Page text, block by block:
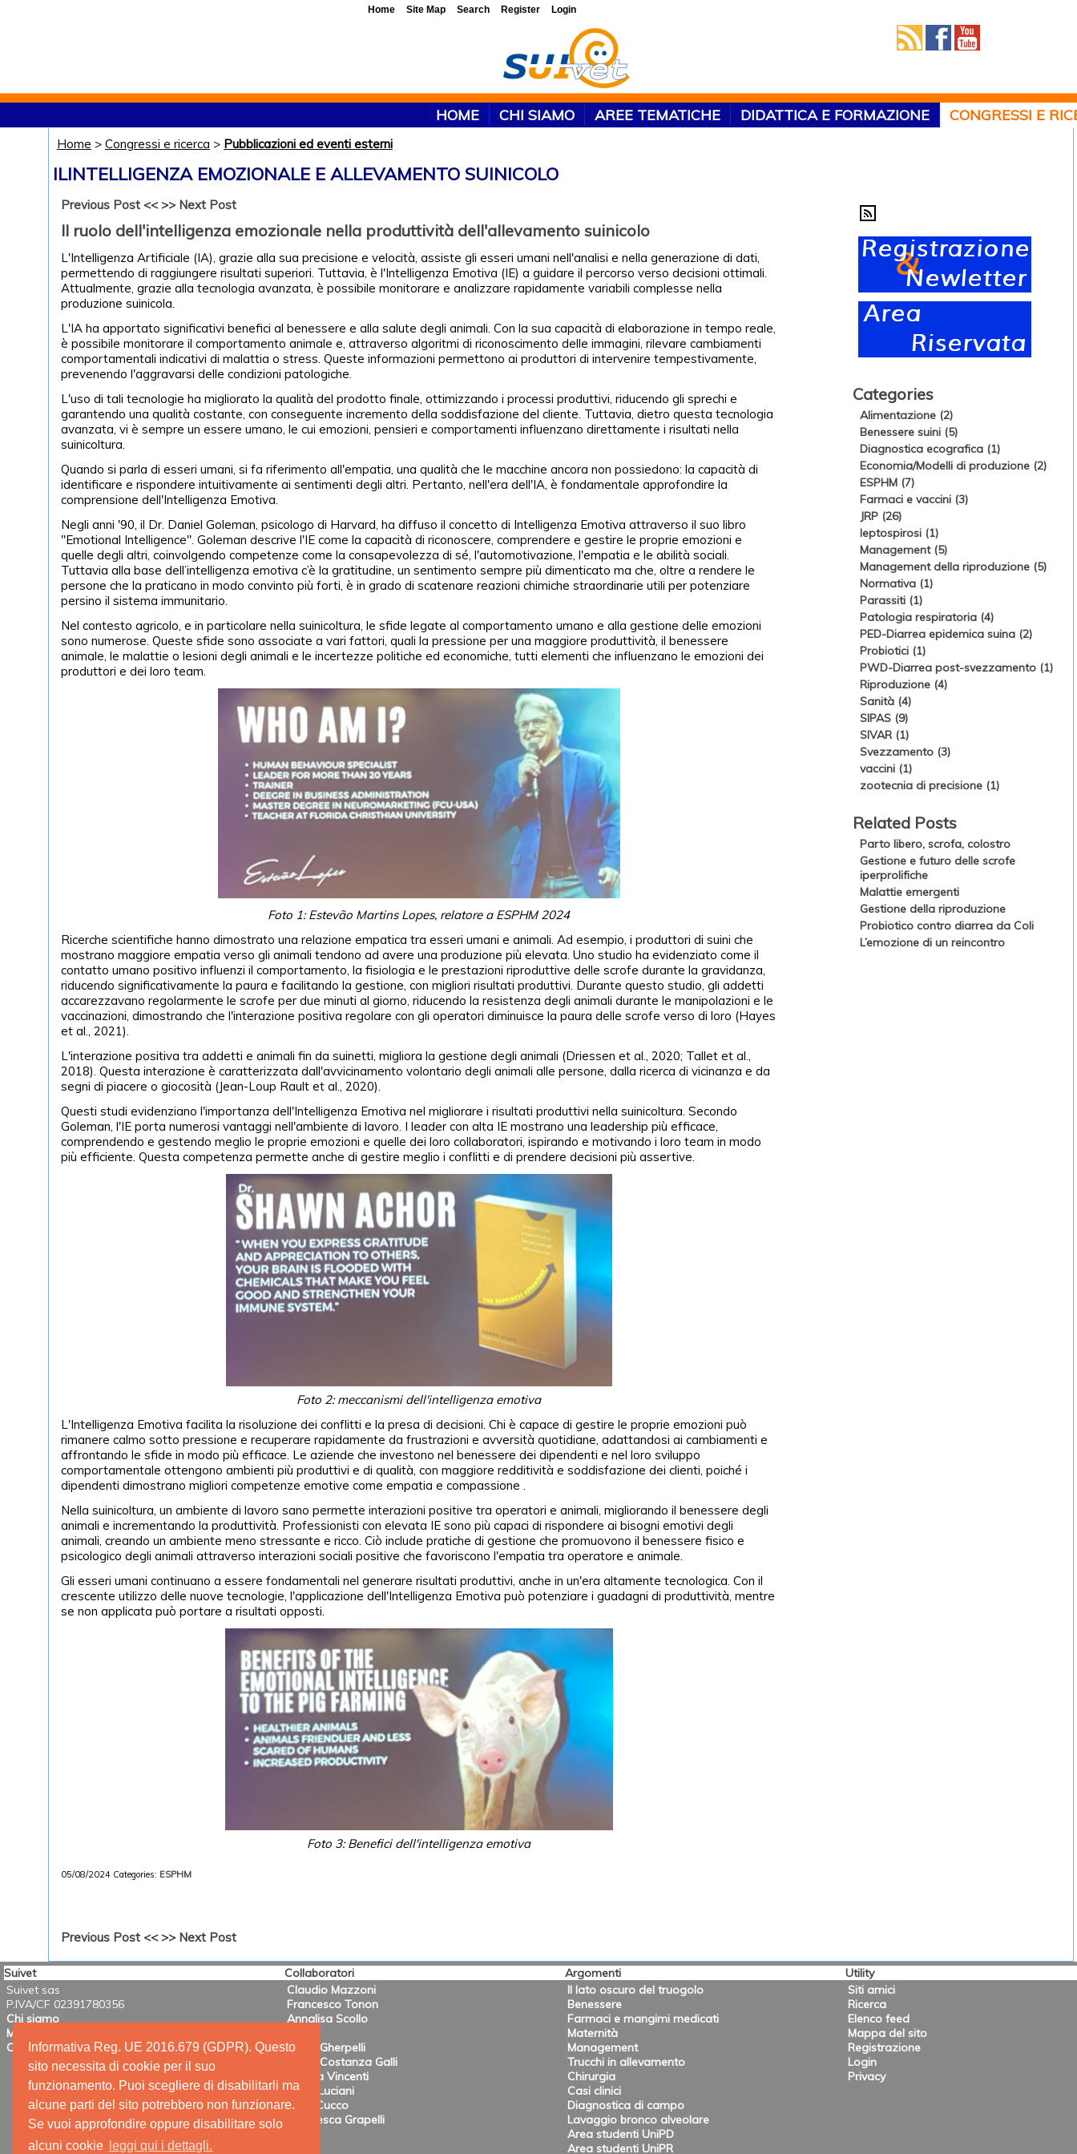
Informativa Reg. UE 2016.679 (GDPR). Questo
sito necessita di cookie per il suo
funzionamento. Puoi scegliere di disabilitarli ma
alcune parti del sito potrebbero non funzionare.
Se vuoi approfondire oppure disabilitare solo
alcuni cookie
leggi qui i dettagli.
HOME CHI SIAMO AREE TEMATICHE DIDATTICA E FORMAZIONE CONGRESSI E
Home > Congressi e ricerca > Pubblicazioni ed eventi esterni
ILINTELLIGENZA EMOZIONALE E ALLEVAMENTO SUINICOLO
Previous Post << >> Next Post
Il ruolo dell'intelligenza emozionale nella produttività dell'allevamento suinicolo
L'Intelligenza Artificiale (IA), grazie alla sua precisione e velocità, assiste gli esseri umani nell'analisi e nella generazione di dati,
permettendo di raggiungere risultati superiori. Tuttavia, è l'Intelligenza Emotiva (IE) a guidare il percorso verso decisioni ottimali.
Attualmente, grazie alla tecnologia avanzata, è possibile monitorare e analizzare rapidamente variabili complesse nella
produzione suinicola.
L'IA ha apportato significativi benefici al benessere e alla salute degli animali. Con la sua capacità di elaborazione in tempo reale,
è possibile monitorare il comportamento animale e, attraverso algoritmi di riconoscimento delle immagini, rilevare cambiamenti
comportamentali indicativi di malattia o stress. Queste informazioni permettono ai produttori di intervenire tempestivamente,
prevenendo l'aggravarsi delle condizioni patologiche.
L'uso di tali tecnologie ha migliorato la qualità del prodotto finale, ottimizzando i processi produttivi, riducendo gli sprechi e
garantendo una qualità costante, con conseguente incremento della soddisfazione del cliente. Tuttavia, dietro questa tecnologia
avanzata, vi è sempre un essere umano, le cui emozioni, pensieri e comportamenti influenzano direttamente i risultati nella
suinicoltura.
Quando si parla di esseri umani, si fa riferimento all'empatia, una qualità che le macchine ancora non possiedono: la capacità di
identificare e rispondere intuitivamente ai sentimenti degli altri. Pertanto, nell'era dell'IA, è fondamentale approfondire la
comprensione dell'Intelligenza Emotiva.
Negli anni '90, il Dr. Daniel Goleman, psicologo di Harvard, ha diffuso il concetto di Intelligenza Emotiva attraverso il suo libro
"Emotional Intelligence". Goleman descrive l'IE come la capacità di riconoscere, comprendere e gestire le proprie emozioni e
quelle degli altri, coinvolgendo competenze come la consapevolezza di sé, l'automotivazione, l'empatia e le abilità sociali.
Tuttavia alla base dell’intelligenza emotiva c’è la gratitudine, un sentimento sempre più dimenticato ma che, oltre a rendere le
persone che la praticano in modo convinto più forti, è in grado di scatenare reazioni chimiche straordinarie utili per potenziare
persino il sistema immunitario.
Nel contesto agricolo, e in particolare nella suinicoltura, le sfide legate al comportamento umano e alla gestione delle emozioni
sono numerose. Queste sfide sono associate a vari fattori, quali la pressione per una maggiore produttività, il benessere
animale, le malattie o lesioni degli animali e le incertezze politiche ed economiche, tutti elementi che influenzano le emozioni dei
produttori e dei loro team.
Foto 1: Estevão Martins Lopes, relatore a ESPHM 2024
Ricerche scientifiche hanno dimostrato una relazione empatica tra esseri umani e animali. Ad esempio, i produttori di suini che
mostrano maggiore empatia verso gli animali tendono ad avere una produzione più elevata. Uno studio ha evidenziato come il
contatto umano positivo influenzi il comportamento, la fisiologia e le prestazioni riproduttive delle scrofe durante la gravidanza,
riducendo significativamente la paura e facilitando la gestione, con migliori risultati produttivi. Durante questo studio, gli addetti
accarezzavano regolarmente le scrofe per due minuti al giorno, riducendo la resistenza degli animali durante le manipolazioni e le
vaccinazioni, dimostrando che l'interazione positiva regolare con gli operatori diminuisce la paura delle scrofe verso di loro (Hayes
et al., 2021).
L'interazione positiva tra addetti e animali fin da suinetti, migliora la gestione degli animali (Driessen et al., 2020; Tallet et al.,
2018). Questa interazione è caratterizzata dall'avvicinamento volontario degli animali alle persone, dalla ricerca di vicinanza e da
segni di piacere o giocosità (Jean-Loup Rault et al., 2020).
Questi studi evidenziano l'importanza dell'Intelligenza Emotiva nel migliorare i risultati produttivi nella suinicoltura. Secondo
Goleman, l'IE porta numerosi vantaggi nell'ambiente di lavoro. I leader con alta IE mostrano una leadership più efficace,
comprendendo e gestendo meglio le proprie emozioni e quelle dei loro collaboratori, ispirando e motivando i loro team in modo
più efficiente. Questa competenza permette anche di gestire meglio i conflitti e di prendere decisioni più assertive.
Foto 2: meccanismi dell'intelligenza emotiva
L'Intelligenza Emotiva facilita la risoluzione dei conflitti e la presa di decisioni. Chi è capace di gestire le proprie emozioni può
rimanere calmo sotto pressione e recuperare rapidamente da frustrazioni e avversità quotidiane, adattandosi ai cambiamenti e
affrontando le sfide in modo più efficace. Le aziende che investono nel benessere dei dipendenti e nel loro sviluppo
comportamentale ottengono ambienti più produttivi e di qualità, con maggiore redditività e soddisfazione dei clienti, poiché i
dipendenti dimostrano migliori competenze emotive come empatia e compassione .
Nella suinicoltura, un ambiente di lavoro sano permette interazioni positive tra operatori e animali, migliorando il benessere degli
animali e incrementando la produttività. Professionisti con elevata IE sono più capaci di rispondere ai bisogni emotivi degli
animali, creando un ambiente meno stressante e ricco. Ciò include pratiche di gestione che promuovono il benessere fisico e
psicologico degli animali attraverso interazioni sociali positive che favoriscono l'empatia tra operatore e animale.
Gli esseri umani continuano a essere fondamentali nel generare risultati produttivi, anche in un'era altamente tecnologica. Con il
crescente utilizzo delle nuove tecnologie, l'applicazione dell'Intelligenza Emotiva può potenziare i guadagni di produttività, mentre
se non applicata può portare a risultati opposti.
Foto 3: Benefici dell'intelligenza emotiva
05/08/2024 Categories: ESPHM
Previous Post << >> Next Post
Categories
Alimentazione (2)
Benessere suini (5)
Diagnostica ecografica (1)
Economia/Modelli di produzione (2)
ESPHM (7)
Farmaci e vaccini (3)
JRP (26)
leptospirosi (1)
Management (5)
Management della riproduzione (5)
Normativa (1)
Parassiti (1)
Patologia respiratoria (4)
PED-Diarrea epidemica suina (2)
Probiotici (1)
PWD-Diarrea post-svezzamento (1)
Riproduzione (4)
Sanità (4)
SIPAS (9)
SIVAR (1)
Svezzamento (3)
vaccini (1)
zootecnia di precisione (1)
Related Posts
Parto libero, scrofa, colostro
Gestione e futuro delle scrofe
iperprolifiche
Malattie emergenti
Gestione della riproduzione
Probiotico contro diarrea da Coli
L’emozione di un reincontro
Suivet
Suivet sas
P.IVA/CF 02391780356
Chi siamo
Mission
Contatti
Collaboratori
Claudio Mazzoni
Francesco Tonon
Annalisa Scollo
Mario Gherpelli
Maria Costanza Galli
Valeria Vincenti
Anna Luciani
Irene Cucco
Francesca Grapelli
Argomenti
Il lato oscuro del truogolo
Benessere
Farmaci e mangimi medicati
Maternità
Management
Trucchi in allevamento
Chirurgia
Casi clinici
Diagnostica di campo
Lavaggio bronco alveolare
Area studenti UniPD
Area studenti UniPR
Utility
Siti amici
Ricerca
Elenco feed
Mappa del sito
Registrazione
Login
Privacy
Home Site Map Search Register Login